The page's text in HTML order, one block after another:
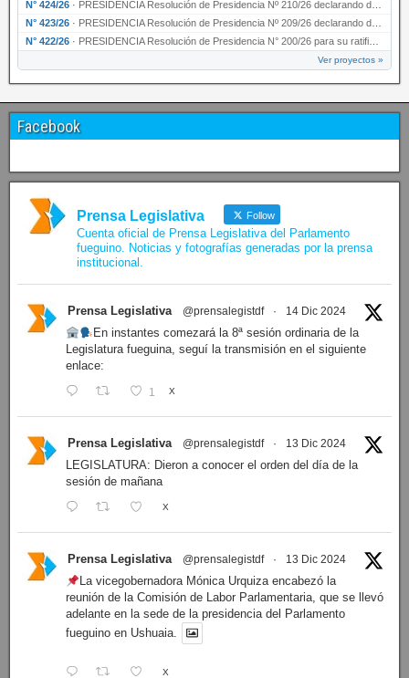
N° 424/26 · PRESIDENCIA Resolución de Presidencia Nº 210/26 declarando de interés provincial el proyec…
N° 423/26 · PRESIDENCIA Resolución de Presidencia Nº 209/26 declarando de interés provincial la presen…
N° 422/26 · PRESIDENCIA Resolución de Presidencia N° 200/26 para su ratificación.
Ver proyectos »
Facebook
Prensa Legislativa Follow
Cuenta oficial de Prensa Legislativa del Parlamento
fueguino. Noticias y fotografías generadas por la prensa
institucional.
Prensa Legislativa @prensalegistdf · 14 Dic 2024
En instantes comezará la 8ª sesión ordinaria de la
Legislatura fueguina, seguí la transmisión en el siguiente
enlace:
1 X
Prensa Legislativa @prensalegistdf · 13 Dic 2024
LEGISLATURA: Dieron a conocer el orden del día de la
sesión de mañana
X
Prensa Legislativa @prensalegistdf · 13 Dic 2024
La vicegobernadora Mónica Urquiza encabezó la
reunión de la Comisión de Labor Parlamentaria, que se llevó
adelante en la sede de la presidencia del Parlamento
fueguino en Ushuaia.
X